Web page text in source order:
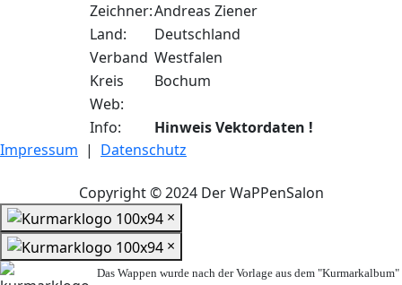
Zeichner:Andreas Ziener
Land:
Deutschland
Verband Westfalen
Kreis
Bochum
Web:
Info:
Hinweis Vektordaten !
Impressum | Datenschutz
Copyright © 2024 Der WaPPenSalon
×
×
Das Wappen wurde nach der Vorlage aus dem "Kurmarkalbum"